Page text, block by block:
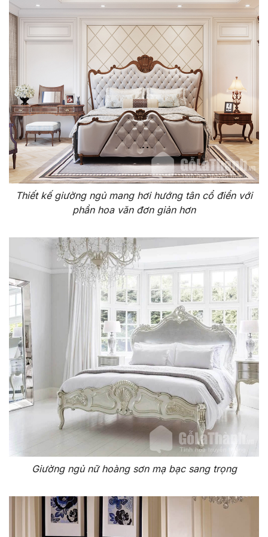
Thiết kế giường ngủ mang hơi hướng tân cổ điển với
phần hoa văn đơn giản hơn
Giường ngủ nữ hoàng sơn mạ bạc sang trọng